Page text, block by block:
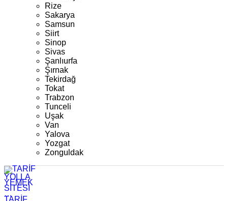
Rize
Sakarya
Samsun
Siirt
Sinop
Sivas
Şanlıurfa
Şırnak
Tekirdağ
Tokat
Trabzon
Tunceli
Uşak
Van
Yalova
Yozgat
Zonguldak
TARİF